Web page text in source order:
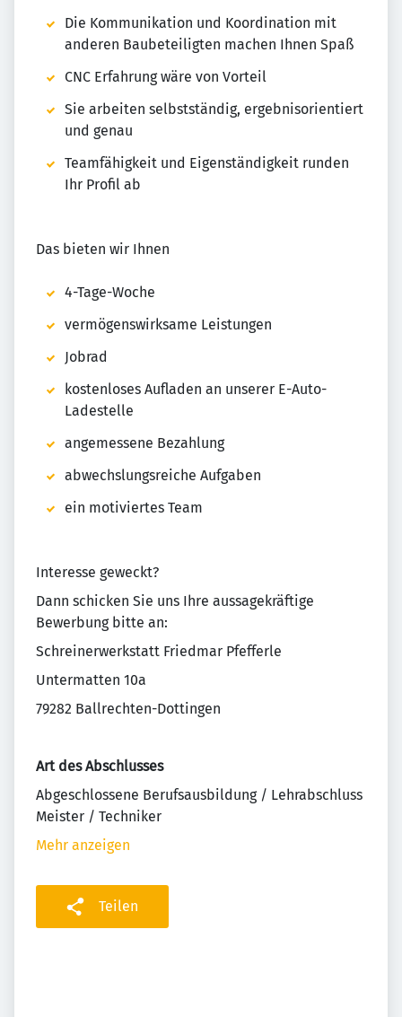
Die Kommunikation und Koordination mit
anderen Baubeteiligten machen Ihnen Spaß
CNC Erfahrung wäre von Vorteil
Sie arbeiten selbstständig, ergebnisorientiert
und genau
Teamfähigkeit und Eigenständigkeit runden
Ihr Profil ab
Das bieten wir Ihnen
4-Tage-Woche
vermögenswirksame Leistungen
Jobrad
kostenloses Aufladen an unserer E-Auto-
Ladestelle
angemessene Bezahlung
abwechslungsreiche Aufgaben
ein motiviertes Team
Interesse geweckt?
Dann schicken Sie uns Ihre aussagekräftige
Bewerbung bitte an:
Schreinerwerkstatt Friedmar Pfefferle
Untermatten 10a
79282 Ballrechten-Dottingen
Art des Abschlusses
Abgeschlossene Berufsausbildung / Lehrabschluss
Meister / Techniker
Mehr anzeigen
Teilen